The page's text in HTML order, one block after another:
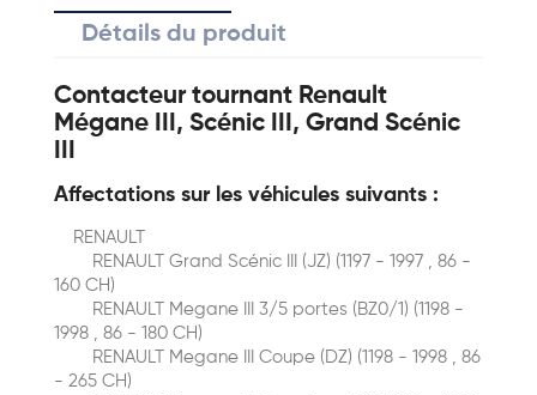
Détails du produit
Contacteur tournant Renault
Mégane III, Scénic III, Grand Scénic
Affectations sur les véhicules suivants :
RENAULT
RENAULT Grand Scénic III (JZ) (1197 - 1997 , 86 -
160 CH)
RENAULT Megane III 3/5 portes (BZ0/1) (1198 -
1998 , 86 - 180 CH)
RENAULT Megane III Coupe (DZ) (1198 - 1998 , 86
- 265 CH)